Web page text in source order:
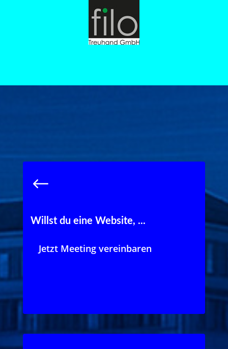
Willst du eine Website, ...
Jetzt Meeting vereinbaren
welche individuell und sehr schnell